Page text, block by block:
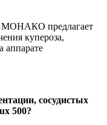
МОНАКО предлагает
купероза,
аппарате
сосудистых
500?